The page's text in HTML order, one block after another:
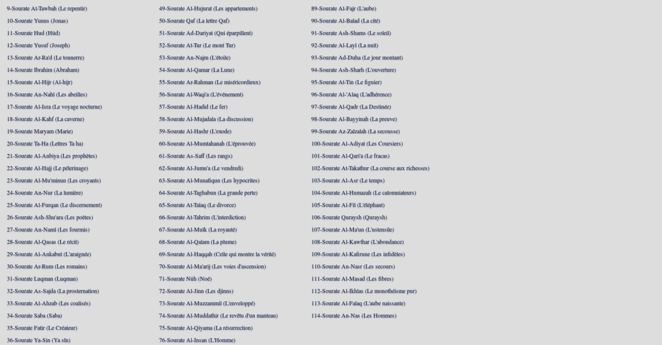
9-Sourate At-Tawbah (Le repentir)
10-Sourate Yunus (Jonas)
11-Sourate Hud (Hûd)
12-Sourate Yusuf (Joseph)
13-Sourate Ar-Ra'd (Le tonnerre)
14-Sourate Ibrahim (Abraham)
15-Sourate Al-Hijr (Al-hijr)
16-Sourate An-Nahl (Les abeilles)
17-Sourate Al-Isra (Le voyage nocturne)
18-Sourate Al-Kahf (La caverne)
19-Sourate Maryam (Marie)
20-Sourate Ta-Ha (Lettres Ta ha)
21-Sourate Al-Anbiya (Les prophètes)
22-Sourate Al-Hajj (Le pélerinage)
23-Sourate Al-Mu'minun (Les croyants)
24-Sourate An-Nur (La lumière)
25-Sourate Al-Furqan (Le discernement)
26-Sourate Ash-Shu'ara (Les poètes)
27-Sourate An-Naml (Les fourmis)
28-Sourate Al-Qasas (Le récit)
29-Sourate Al-Ankabut (L'araignée)
30-Sourate Ar-Rum (Les romains)
31-Sourate Luqman (Luqman)
32-Sourate As-Sajda (La prosternation)
33-Sourate Al-Ahzab (Les coalisés)
34-Sourate Saba (Saba)
35-Sourate Fatir (Le Créateur)
36-Sourate Ya-Sin (Ya sîn)
49-Sourate Al-Hujurat (Les appartements)
50-Sourate Qaf (La lettre Qaf)
51-Sourate Ad-Dariyat (Qui éparpillent)
52-Sourate At-Tur (Le mont Tur)
53-Sourate An-Najm (L'étoile)
54-Sourate Al-Qamar (La Lune)
55-Sourate Ar-Rahman (Le miséricordieux)
56-Sourate Al-Waqi'a (L'événement)
57-Sourate Al-Hadid (Le fer)
58-Sourate Al-Mujadala (La discussion)
59-Sourate Al-Hashr (L'exode)
60-Sourate Al-Mumtahanah (L'éprouvée)
61-Sourate As-Saff (Les rangs)
62-Sourate Al-Jumu'a (Le vendredi)
63-Sourate Al-Munafiqun (Les hypocrites)
64-Sourate At-Taghabun (La grande perte)
65-Sourate At-Talaq (Le divorce)
66-Sourate At-Tahrim (L'interdiction)
67-Sourate Al-Mulk (La royauté)
68-Sourate Al-Qalam (La plume)
69-Sourate Al-Haqqah (Celle qui montre la vérité)
70-Sourate Al-Ma'arij (Les voies d'ascension)
71-Sourate Nûh (Noé)
72-Sourate Al-Jinn (Les djinns)
73-Sourate Al-Muzzammil (L'enveloppé)
74-Sourate Al-Muddathir (Le revêtu d'un manteau)
75-Sourate Al-Qiyama (La résurrection)
76-Sourate Al-Insan (L'Homme)
89-Sourate Al-Fajr (L'aube)
90-Sourate Al-Balad (La cité)
91-Sourate Ash-Shams (Le soleil)
92-Sourate Al-Layl (La nuit)
93-Sourate Ad-Duha (Le jour montant)
94-Sourate Ash-Sharh (L'ouverture)
95-Sourate At-Tin (Le figuier)
96-Sourate Al-'Alaq (L'adhérence)
97-Sourate Al-Qadr (La Destinée)
98-Sourate Al-Bayyinah (La preuve)
99-Sourate Az-Zalzalah (La secousse)
100-Sourate Al-Adiyat (Les Coursiers)
101-Sourate Al-Qari'a (Le fracas)
102-Sourate At-Takathur (La course aux richesses)
103-Sourate Al-Asr (Le temps)
104-Sourate Al-Humazah (Le calomniateurs)
105-Sourate Al-Fil (L'éléphant)
106-Sourate Quraysh (Quraysh)
107-Sourate Al-Ma'un (L'ustensile)
108-Sourate Al-Kawthar (L'abondance)
109-Sourate Al-Kafirune (Les infidèles)
110-Sourate An-Nasr (Les secours)
111-Sourate Al-Masad (Les fibres)
112-Sourate Al-Ikhlas (Le monothéisme pur)
113-Sourate Al-Falaq (L'aube naissante)
114-Sourate An-Nas (Les Hommes)